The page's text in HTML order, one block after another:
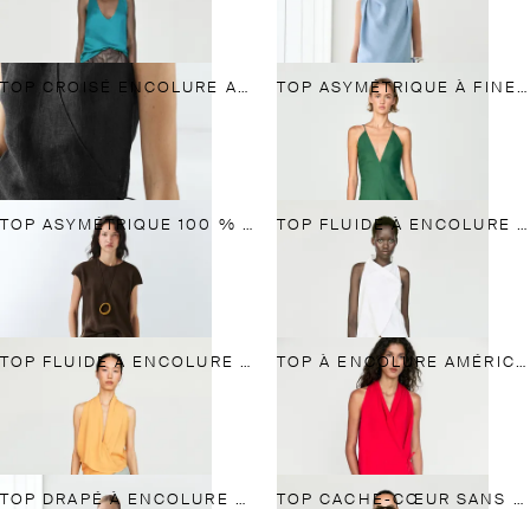
TOP CROISÉ ENCOLURE AMÉRICAINE 100 % LIN TOP ASYMÉTRIQUE À FINES BRETELLES
TOP ASYMÉTRIQUE 100 % LIN TOP FLUIDE À ENCOLURE AMÉRICAINE CROISÉE EN LIN
TOP FLUIDE À ENCOLURE AMÉRICAINE ET VOLANTS TOP À ENCOLURE AMÉRICAINE AVEC NŒUD EN LIN
TOP DRAPÉ À ENCOLURE AMÉRICAINE EN LIN MÉLANGÉ TOP CACHE-CŒUR SANS MANCHES EN LIN MÉLANGÉ